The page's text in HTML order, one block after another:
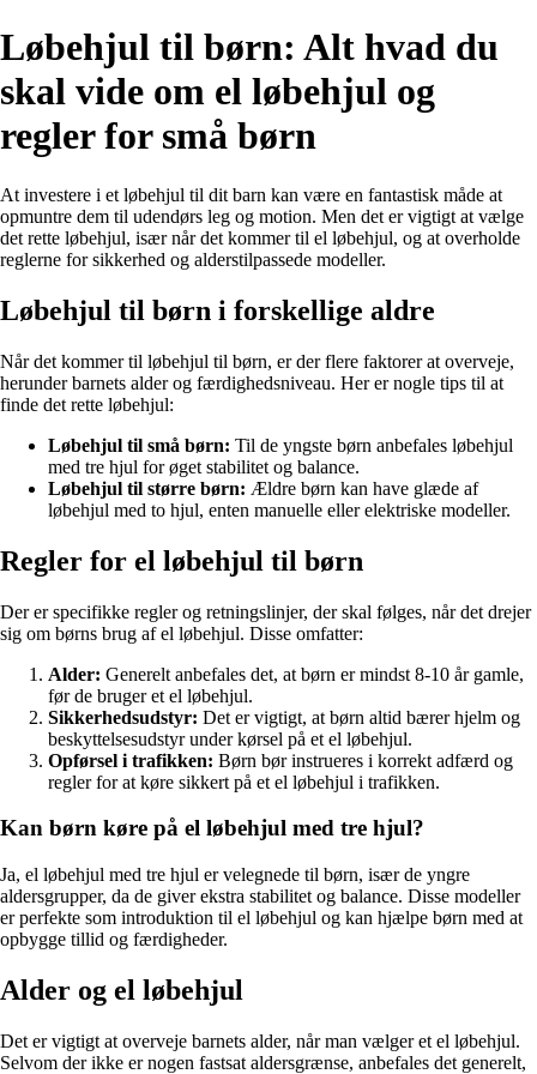
Løbehjul til børn: Alt hvad du
skal vide om el løbehjul og
regler for små børn
At investere i et løbehjul til dit barn kan være en fantastisk måde at
opmuntre dem til udendørs leg og motion. Men det er vigtigt at vælge
det rette løbehjul, især når det kommer til el løbehjul, og at overholde
reglerne for sikkerhed og alderstilpassede modeller.
Løbehjul til børn i forskellige aldre
Når det kommer til løbehjul til børn, er der flere faktorer at overveje,
herunder barnets alder og færdighedsniveau. Her er nogle tips til at
finde det rette løbehjul:
Løbehjul til små børn: Til de yngste børn anbefales løbehjul
med tre hjul for øget stabilitet og balance.
Løbehjul til større børn: Ældre børn kan have glæde af
løbehjul med to hjul, enten manuelle eller elektriske modeller.
Regler for el løbehjul til børn
Der er specifikke regler og retningslinjer, der skal følges, når det drejer
sig om børns brug af el løbehjul. Disse omfatter:
Alder: Generelt anbefales det, at børn er mindst 8-10 år gamle,
før de bruger et el løbehjul.
Sikkerhedsudstyr: Det er vigtigt, at børn altid bærer hjelm og
beskyttelsesudstyr under kørsel på et el løbehjul.
Opførsel i trafikken: Børn bør instrueres i korrekt adfærd og
regler for at køre sikkert på et el løbehjul i trafikken.
Kan børn køre på el løbehjul med tre hjul?
Ja, el løbehjul med tre hjul er velegnede til børn, især de yngre
aldersgrupper, da de giver ekstra stabilitet og balance. Disse modeller
er perfekte som introduktion til el løbehjul og kan hjælpe børn med at
opbygge tillid og færdigheder.
Alder og el løbehjul
Det er vigtigt at overveje barnets alder, når man vælger et el løbehjul.
Selvom der ikke er nogen fastsat aldersgrænse, anbefales det generelt,